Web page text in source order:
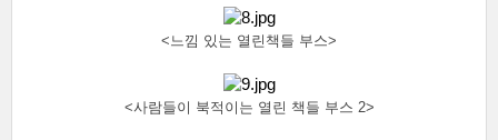
<느낌 있는 열린책들 부스>
<사람들이 북적이는 열린 책들 부스 2>